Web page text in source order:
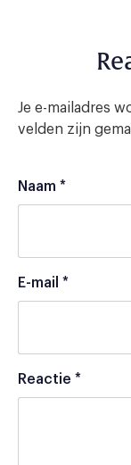
Je e-mailadres
velden zijn
Naam *
E-mail *
Reactie *